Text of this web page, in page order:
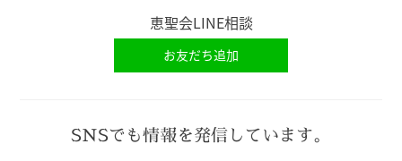
恵聖会LINE相談
お友だち追加
SNSでも情報を発信しています。